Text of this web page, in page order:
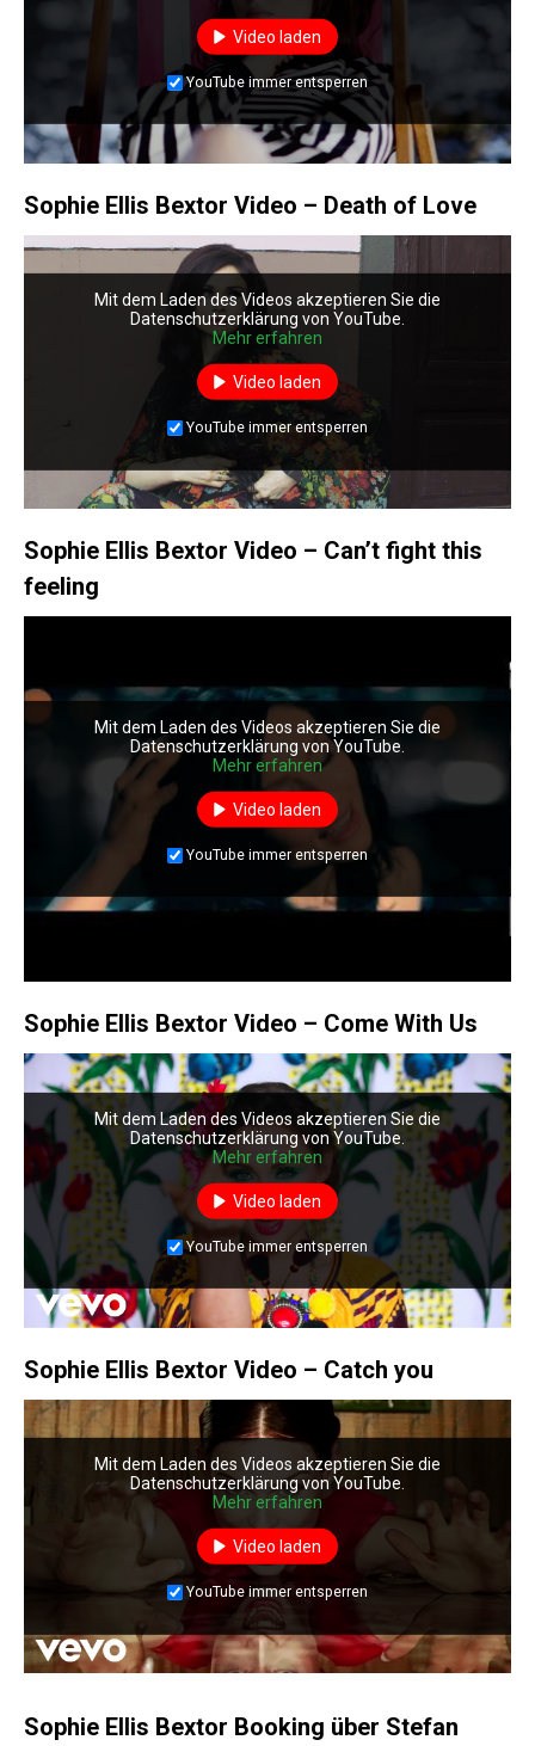
Video laden
YouTube immer entsperren
Sophie Ellis Bextor Video – Death of Love
Mit dem Laden des Videos akzeptieren Sie die
Datenschutzerklärung von YouTube.
Mehr erfahren
Video laden
YouTube immer entsperren
Sophie Ellis Bextor Video – Can’t fight this
feeling
Mit dem Laden des Videos akzeptieren Sie die
Datenschutzerklärung von YouTube.
Mehr erfahren
Video laden
YouTube immer entsperren
Sophie Ellis Bextor Video – Come With Us
Mit dem Laden des Videos akzeptieren Sie die
Datenschutzerklärung von YouTube.
Mehr erfahren
Video laden
YouTube immer entsperren
Sophie Ellis Bextor Video – Catch you
Mit dem Laden des Videos akzeptieren Sie die
Datenschutzerklärung von YouTube.
Mehr erfahren
Video laden
YouTube immer entsperren
Sophie Ellis Bextor Booking über Stefan